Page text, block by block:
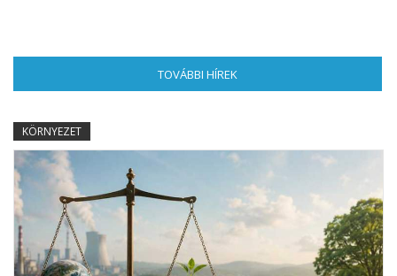
TOVÁBBI HÍREK
KÖRNYEZET